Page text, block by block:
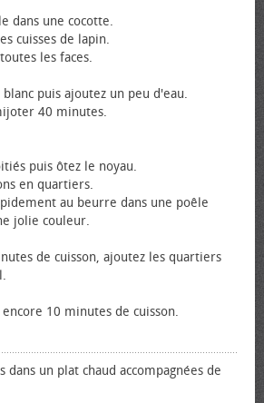
dans une cocotte.
cuisses de lapin.
les faces.
blanc puis ajoutez un peu d'eau.
40 minutes.
puis ôtez le noyau.
en quartiers.
au beurre dans une poêle
jolie couleur.
de cuisson, ajoutez les quartiers
10 minutes de cuisson.
dans un plat chaud accompagnées de